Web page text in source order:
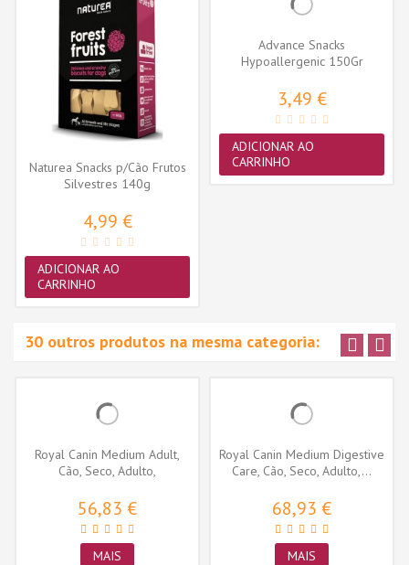
Naturea Snacks p/Cão Frutos
Silvestres 140g
4,99 €
ADICIONAR AO
CARRINHO
Advance Snacks
Hypoallergenic 150Gr
3,49 €
ADICIONAR AO
CARRINHO
30 outros produtos na mesma categoria:
Royal Canin Medium Adult,
Cão, Seco, Adulto,
56,83 €
MAIS
Royal Canin Medium Digestive
Care, Cão, Seco, Adulto,...
68,93 €
MAIS